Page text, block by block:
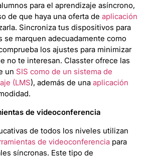
para el aprendizaje asíncrono,
de que haya una oferta de aplicación
Sincroniza tus dispositivos para
se marquen adecuadamente como
los ajustes para minimizar
no te interesan. Classter ofrece las
un SIS como de un sistema de
(LMS), además de una aplicación
de videoconferencia
de todos los niveles utilizan
de videoconferencia para
síncronas. Este tipo de